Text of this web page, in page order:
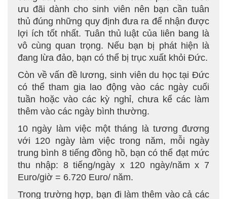
ưu đãi dành cho sinh viên nên bạn cần tuân
thủ đúng những quy định đưa ra để nhận được
lợi ích tốt nhất. Tuân thủ luật của liên bang là
vô cùng quan trọng. Nếu bạn bị phát hiện là
đang lừa đảo, bạn có thể bị trục xuất khỏi Đức.
Còn về vấn đề lương, sinh viên du học tại Đức
có thể tham gia lao động vào các ngày cuối
tuần hoặc vào các kỳ nghỉ, chưa kể các làm
thêm vào các ngày bình thường.
10 ngày làm việc một tháng là tương đương
với 120 ngày làm việc trong năm, mỗi ngày
trung bình 8 tiếng đồng hồ, bạn có thể đạt mức
thu nhập: 8 tiếng/ngày x 120 ngày/năm x 7
Euro/giờ = 6.720 Euro/ năm.
Trong trường hợp, bạn đi làm thêm vào cả các